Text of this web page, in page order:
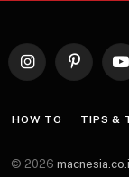
InstagramPinterest
HOW TO TIPS &
© 2026